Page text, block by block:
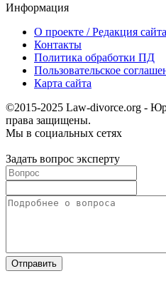
Информация
О проекте / Редакция сайта
Контакты
Политика обработки ПД
Пользовательское
Карта сайта
©2015-2025 Law-divorce.org -
права защищены.
Мы в социальных сетях
Задать вопрос эксперту